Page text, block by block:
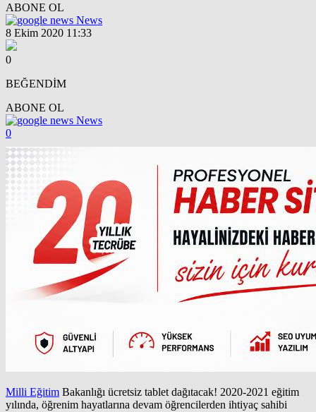
ABONE OL
News
8 Ekim 2020 11:33
0
BEĞENDİM
ABONE OL
News
0
Milli Eğitim Bakanlığı ücretsiz tablet dağıtacak! 2020-2021 eğitim
yılında, öğrenim hayatlarına devam öğrencilerden ihtiyaç sahibi